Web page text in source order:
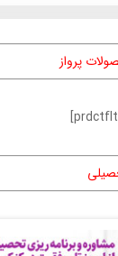
پرواز